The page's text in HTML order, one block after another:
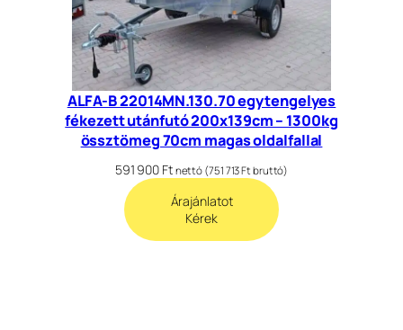
ALFA-B 22014MN.130.70 egytengelyes
fékezett utánfutó 200x139cm – 1300kg
össztömeg 70cm magas oldalfallal
591 900 Ft nettó (751 713Ft bruttó)
Árajánlatot
Kérek